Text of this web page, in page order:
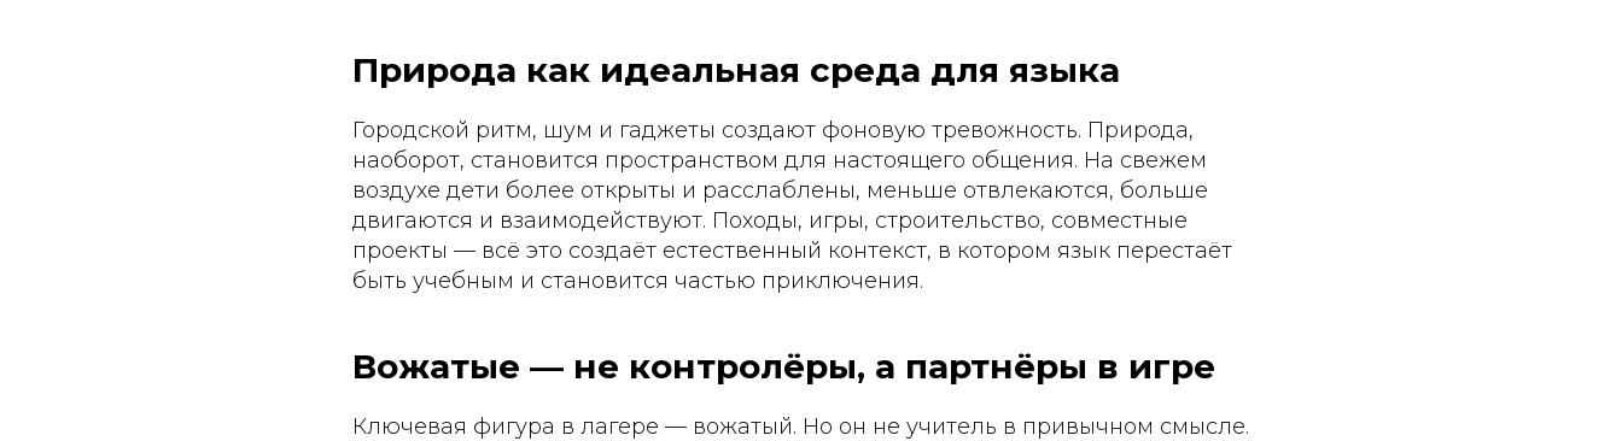
Природа как идеальная среда для языка
Городской ритм, шум и гаджеты создают фоновую тревожность. Природа,
наоборот, становится пространством для настоящего общения. На свежем
воздухе дети более открыты и расслаблены, меньше отвлекаются, больше
двигаются и взаимодействуют. Походы, игры, строительство, совместные
проекты — всё это создаёт естественный контекст, в котором язык перестаёт
быть учебным и становится частью приключения.
Вожатые — не контролёры, а партнёры в игре
Ключевая фигура в лагере — вожатый. Но он не учитель в привычном смысле.